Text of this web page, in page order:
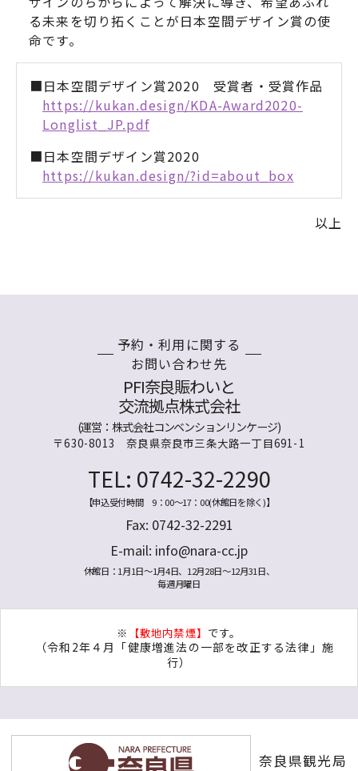
る未来を切り拓くことが日本空間デザイン賞の使
命です。
■日本空間デザイン賞2020 受賞者・受賞作品
https://kukan.design/KDA-Award2020-
Longlist_JP.pdf
■日本空間デザイン賞2020
https://kukan.design/?id=about_box
以上
予約・利用に関する
お問い合わせ先
PFI奈良賑わいと
交流拠点株式会社
(運営：株式会社コンベンションリンケージ)
〒630-8013 奈良県奈良市三条大路一丁目691-1
TEL: 0742-32-2290
【申込受付時間 9：00～17：00(休館日を除く)】
Fax: 0742-32-2291
E-mail: info@nara-cc.jp
休館日：1月1日～1月4日、12月28日～12月31日、
毎週月曜日
※ 【敷地内禁煙】 です。
（令和2年４月「健康増進法の一部を改正する法律」施
行）
奈良県観光局